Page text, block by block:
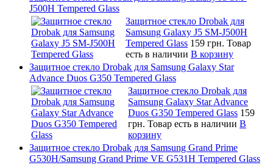
J500H Tempered Glass
Защитное стекло Drobak для
Samsung Galaxy J5 SM-J500H
Tempered Glass 159 грн. Товар
есть в наличии В корзину
Защитное стекло Drobak для Samsung Galaxy Star
Advance Duos G350 Tempered Glass
Защитное стекло Drobak для
Samsung Galaxy Star Advance
Duos G350 Tempered Glass 159
грн. Товар есть в наличии В
корзину
Защитное стекло Drobak для Samsung Grand Prime
G530H/Samsung Grand Prime VE G531H Tempered Glass